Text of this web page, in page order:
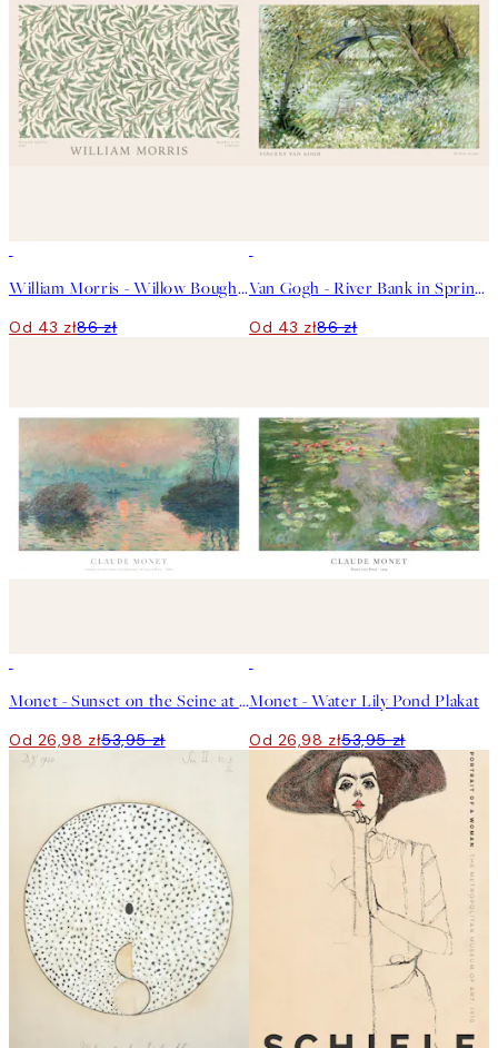
William Morris - Willow Bough Landscape Plakat
Od 43 zł86 zł
Van Gogh - River Bank in Springtime Landscape Plakat
Od 43 zł86 zł
Monet - Sunset on the Seine at Lavacourt, Winter Effect Plakat
Od 26,98 zł53,95 zł
Monet - Water Lily Pond Plakat
Od 26,98 zł53,95 zł